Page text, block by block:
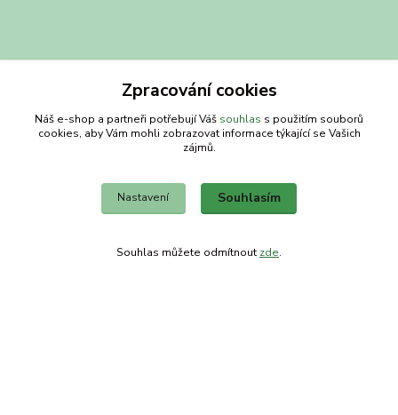
Kontakty
Obchodní dům-splněný sen
út-pá 8-14 hod
Zpracování cookies
Náš e-shop a partneři potřebují Váš souhlas s použitím souborů
cookies, aby Vám mohli zobrazovat informace týkající se Vašich
zájmů.
Nastavení Souhlasím
Souhlas můžete odmítnout zde.